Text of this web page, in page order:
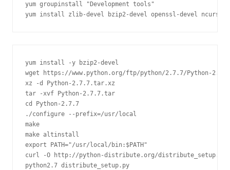
yum groupinstall "Development tools"
yum install -y bzip2-devel
wget https://www.python.org/ftp/python/2.7.7/Python-
xz -d Python-2.7.7.tar.xz
tar -xvf Python-2.7.7.tar
cd Python-2.7.7
./configure --prefix=/usr/local
make
make altinstall
export PATH="/usr/local/bin:$PATH"
curl -O http://python-distribute.org/distribute_setup.py
python2.7 distribute_setup.py